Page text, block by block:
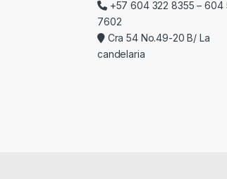
+57 604 322 8355 – 604
7602
Cra 54 No.49-20 B/ La
candelaria